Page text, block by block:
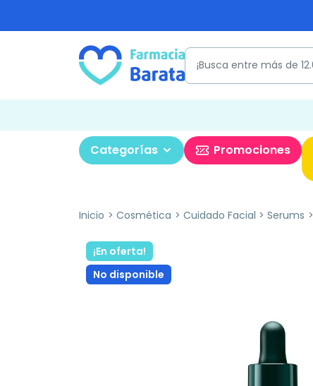
Categorías Promociones
Inicio Cosmética Cuidado Facial Serums
¡En oferta!
No disponible